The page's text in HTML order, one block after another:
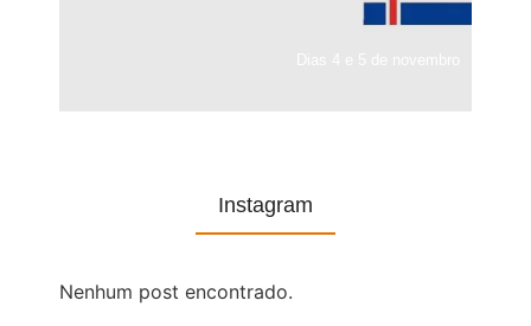
Instagram
Nenhum post encontrado.